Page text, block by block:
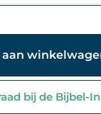
bij de Bijbel-In